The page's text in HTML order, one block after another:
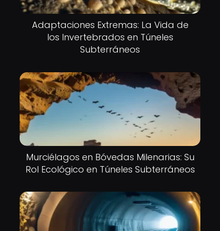
Adaptaciones Extremas: La Vida de
los Invertebrados en Túneles
Subterráneos
Murciélagos en Bóvedas Milenarias: Su
Rol Ecológico en Túneles Subterráneos